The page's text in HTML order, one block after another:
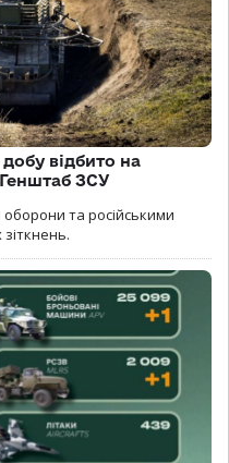
відбито на
ЗСУ
та російськими